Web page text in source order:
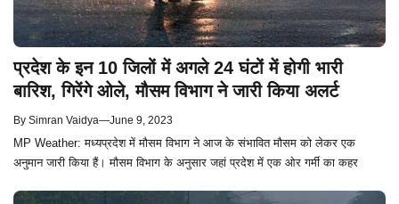
प्रदेश के इन 10 जिलों में अगले 24 घंटों में होगी भारी
बारिश, गिरेंगे ओले, मौसम विभाग ने जारी किया अलर्ट
By Simran Vaidya—June 9, 2023
MP Weather: मध्यप्रदेश में मौसम विभाग ने आज के संभावित मौसम को लेकर एक
अनुमान जारी किया हैं। मौसम विभाग के अनुसार जहां प्रदेश में एक ओर गर्मी का कहर